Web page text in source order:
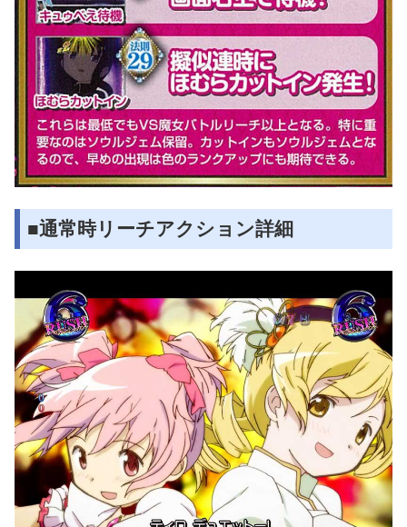
■通常時リーチアクション詳細